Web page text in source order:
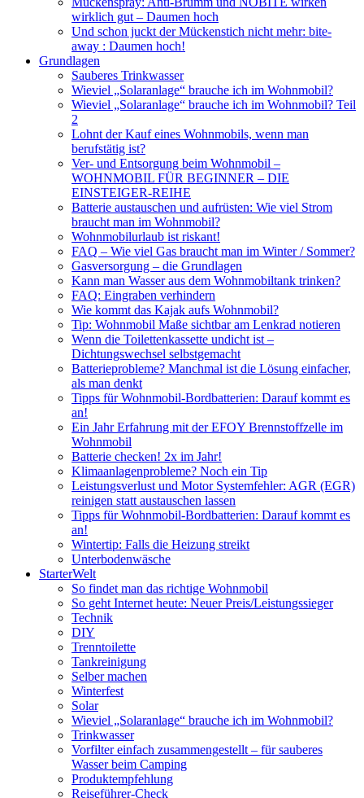
wirklich gut – Daumen hoch
Und schon juckt der Mückenstich nicht mehr: bite-
away : Daumen hoch!
Grundlagen
Sauberes Trinkwasser
Wieviel „Solaranlage“ brauche ich im Wohnmobil?
Wieviel „Solaranlage“ brauche ich im Wohnmobil? Teil
2
Lohnt der Kauf eines Wohnmobils, wenn man
berufstätig ist?
Ver- und Entsorgung beim Wohnmobil –
WOHNMOBIL FÜR BEGINNER – DIE
EINSTEIGER-REIHE
Batterie austauschen und aufrüsten: Wie viel Strom
braucht man im Wohnmobil?
Wohnmobilurlaub ist riskant!
FAQ – Wie viel Gas braucht man im Winter / Sommer?
Gasversorgung – die Grundlagen
Kann man Wasser aus dem Wohnmobiltank trinken?
FAQ: Eingraben verhindern
Wie kommt das Kajak aufs Wohnmobil?
Tip: Wohnmobil Maße sichtbar am Lenkrad notieren
Wenn die Toilettenkassette undicht ist –
Dichtungswechsel selbstgemacht
Batterieprobleme? Manchmal ist die Lösung einfacher,
als man denkt
Tipps für Wohnmobil-Bordbatterien: Darauf kommt es
an!
Ein Jahr Erfahrung mit der EFOY Brennstoffzelle im
Wohnmobil
Batterie checken! 2x im Jahr!
Klimaanlagenprobleme? Noch ein Tip
Leistungsverlust und Motor Systemfehler: AGR (EGR)
reinigen statt austauschen lassen
Tipps für Wohnmobil-Bordbatterien: Darauf kommt es
an!
Wintertip: Falls die Heizung streikt
Unterbodenwäsche
StarterWelt
So findet man das richtige Wohnmobil
So geht Internet heute: Neuer Preis/Leistungssieger
Technik
DIY
Trenntoilette
Tankreinigung
Selber machen
Winterfest
Solar
Wieviel „Solaranlage“ brauche ich im Wohnmobil?
Trinkwasser
Vorfilter einfach zusammengestellt – für sauberes
Wasser beim Camping
Produktempfehlung
Reiseführer-Check